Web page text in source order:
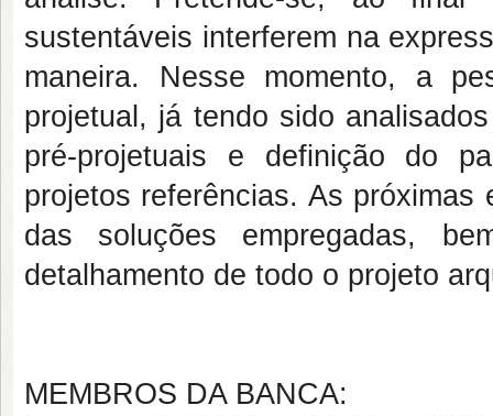
sustentáveis interferem na
maneira. Nesse momento, a
projetual, já tendo sido
pré-projetuais e definição do
projetos referências. As próximas
das soluções empregadas,
detalhamento de todo o projeto
MEMBROS DA BANCA: